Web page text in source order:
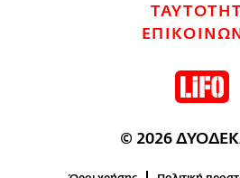
© 2026